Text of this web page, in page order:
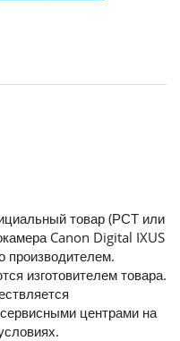
товар (РСТ или
Canon Digital IXUS
производителем.
изготовителем товара.
центрами на